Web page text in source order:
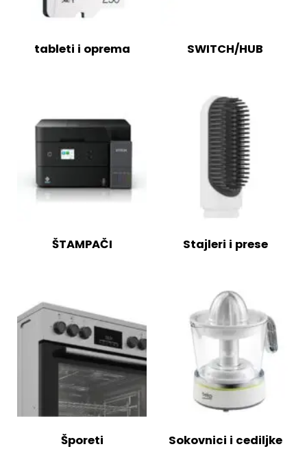
tableti i oprema SWITCH/HUB
ŠTAMPAČI Stajleri i prese
Šporeti Sokovnici i cediljke